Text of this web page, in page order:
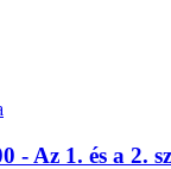
- Az 1. és a 2.